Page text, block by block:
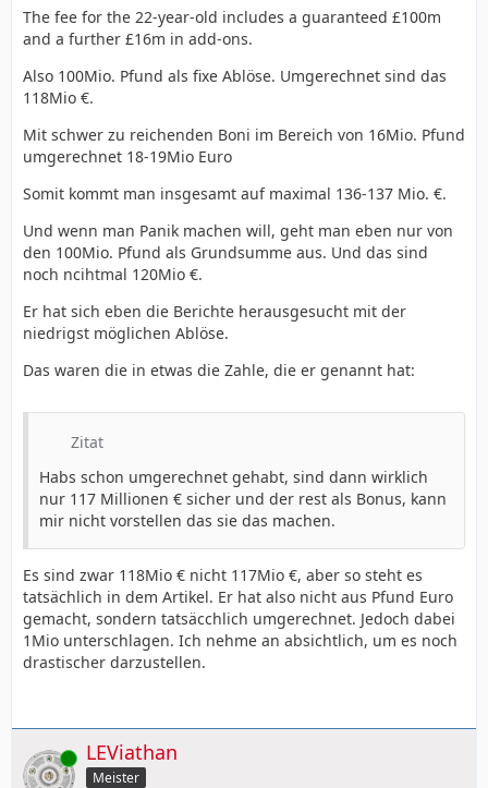
The fee for the 22-year-old includes a guaranteed £100m
and a further £16m in add-ons.
Also 100Mio. Pfund als fixe Ablöse. Umgerechnet sind das
118Mio €.
Mit schwer zu reichenden Boni im Bereich von 16Mio. Pfund
umgerechnet 18-19Mio Euro
Somit kommt man insgesamt auf maximal 136-137 Mio. €.
Und wenn man Panik machen will, geht man eben nur von
den 100Mio. Pfund als Grundsumme aus. Und das sind
noch ncihtmal 120Mio €.
Er hat sich eben die Berichte herausgesucht mit der
niedrigst möglichen Ablöse.
Das waren die in etwas die Zahle, die er genannt hat:
Zitat
Habs schon umgerechnet gehabt, sind dann wirklich
nur 117 Millionen € sicher und der rest als Bonus, kann
mir nicht vorstellen das sie das machen.
Es sind zwar 118Mio € nicht 117Mio €, aber so steht es
tatsächlich in dem Artikel. Er hat also nicht aus Pfund Euro
gemacht, sondern tatsäcchlich umgerechnet. Jedoch dabei
1Mio unterschlagen. Ich nehme an absichtlich, um es noch
drastischer darzustellen.
Online LEViathan
Meister